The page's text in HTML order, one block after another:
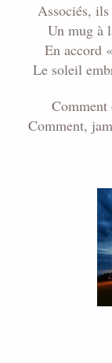
Associés,
Un mug à
En accord
Le soleil
Comment
Comment,